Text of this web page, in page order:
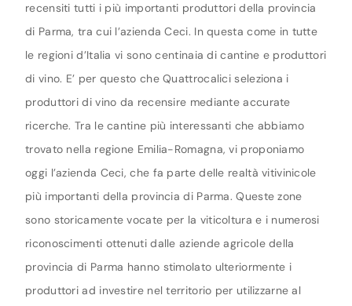
recensiti tutti i più importanti produttori della provincia
di Parma, tra cui l’azienda Ceci. In questa come in tutte
le regioni d’Italia vi sono centinaia di cantine e produttori
di vino. E’ per questo che Quattrocalici seleziona i
produttori di vino da recensire mediante accurate
ricerche. Tra le cantine più interessanti che abbiamo
trovato nella regione Emilia-Romagna, vi proponiamo
oggi l’azienda Ceci, che fa parte delle realtà vitivinicole
più importanti della provincia di Parma. Queste zone
sono storicamente vocate per la viticoltura e i numerosi
riconoscimenti ottenuti dalle aziende agricole della
provincia di Parma hanno stimolato ulteriormente i
produttori ad investire nel territorio per utilizzarne al